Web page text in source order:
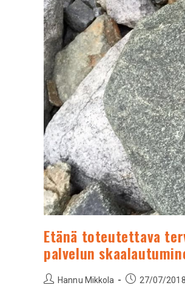
Etänä toteutettava
palvelun
Hannu Mikkola 27/07/2018